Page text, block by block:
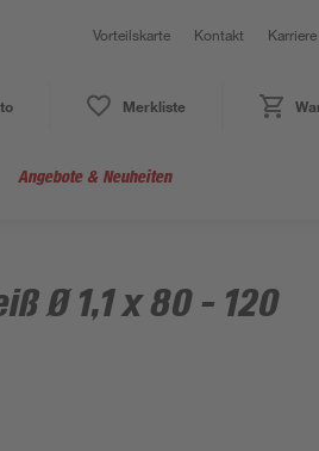
Vorteilskarte Kontakt Karriere
Merkliste
Angebote & Neuheiten
Ø 1,1 x 80 - 120